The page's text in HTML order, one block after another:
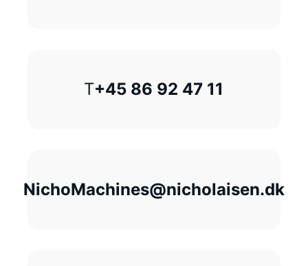
T+45 86 92 47 11
NichoMachines@nicholaisen.dk